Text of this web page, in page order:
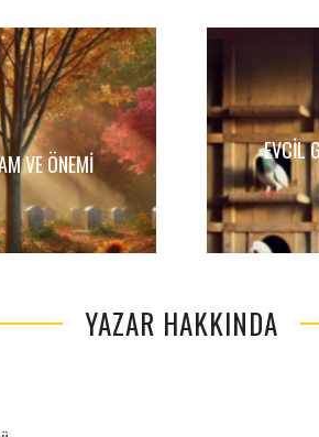
VE ÖNEMI
EVCIL
YAZAR HAKKINDA